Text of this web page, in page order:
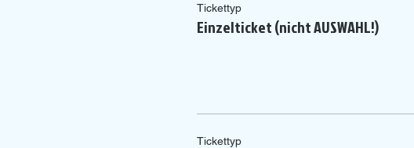
Tickettyp
Einzelticket (nicht AUSWAHL!)
Tickettyp